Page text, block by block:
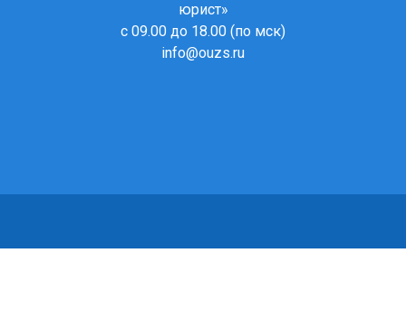
юрист»
с 09.00 до 18.00 (по мск)
info@ouzs.ru